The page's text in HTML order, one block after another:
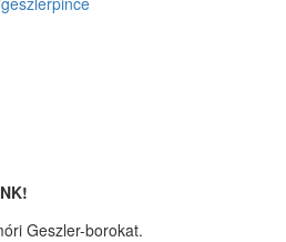
Geszler-borokat.